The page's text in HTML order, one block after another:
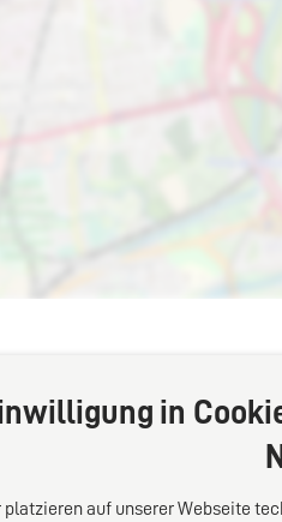
in
platzieren auf unserer Webseite